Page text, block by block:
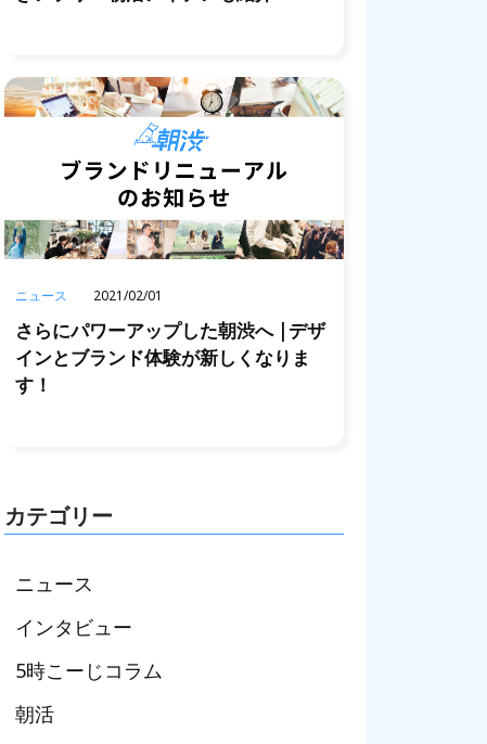
ニュース 2021/02/01
さらにパワーアップした朝渋へ |デザ
インとブランド体験が新しくなりま
す！
カテゴリー
ニュース
インタビュー
5時こーじコラム
朝活